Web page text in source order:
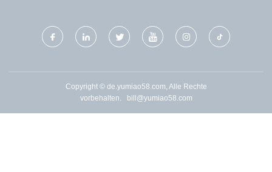
Copyright © de.yumiao58.com, Alle Rechte
vorbehalten.
bill@yumiao58.com